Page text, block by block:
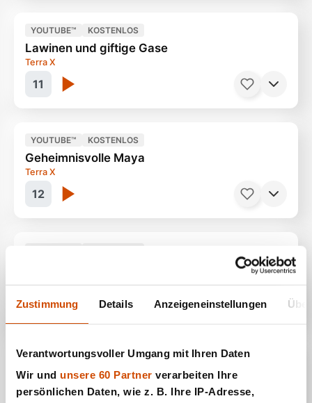
Zustimmung Details Anzeigeneinstellungen
Verantwortungsvoller Umgang mit Ihren Daten
Wir und unsere 60 Partner verarbeiten Ihre
persönlichen Daten, wie z. B. Ihre IP-Adresse,
From hell to heaven ?
11
YOUTUBE™ KOSTENLOS
Lawinen und giftige Gase
Terra X
Expedition extrem
12
YOUTUBE™ KOSTENLOS
Geheimnisvolle Maya
Terra X
44 Minuten
13
Ein Trend aus den USA 30 Minuten
YOUTUBE™ KOSTENLOS
Macht Zucker dumm ?
Arte